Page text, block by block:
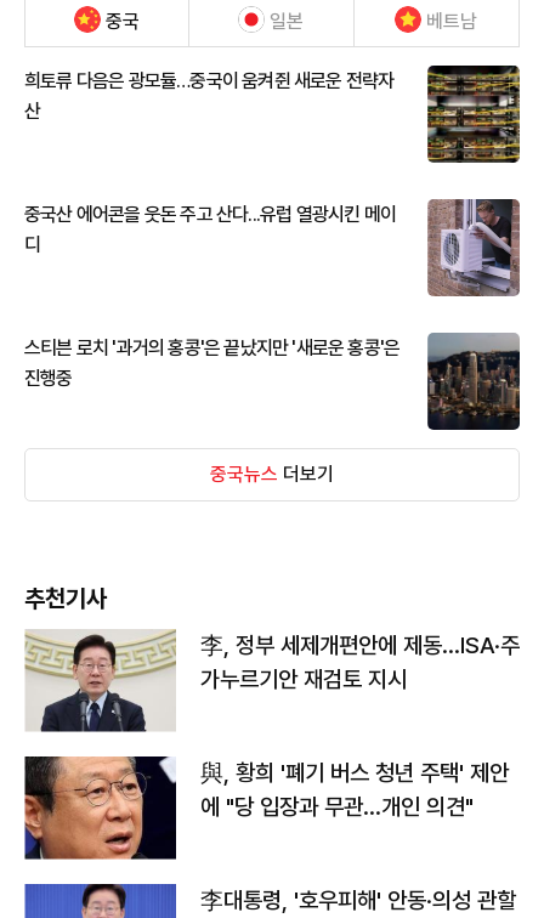
중국 일본 베트남
희토류 다음은 광모듈…중국이 움켜쥔 새로운 전략자
산
중국산 에어콘을 웃돈 주고 산다...유럽 열광시킨 메이
디
스티븐 로치 '과거의 홍콩'은 끝났지만 '새로운 홍콩'은
진행중
중국뉴스 더보기
추천기사
李, 정부 세제개편안에 제동…ISA·주
가누르기안 재검토 지시
與, 황희 '폐기 버스 청년 주택' 제안
에 "당 입장과 무관…개인 의견"
李대통령, '호우피해' 안동·의성 관할